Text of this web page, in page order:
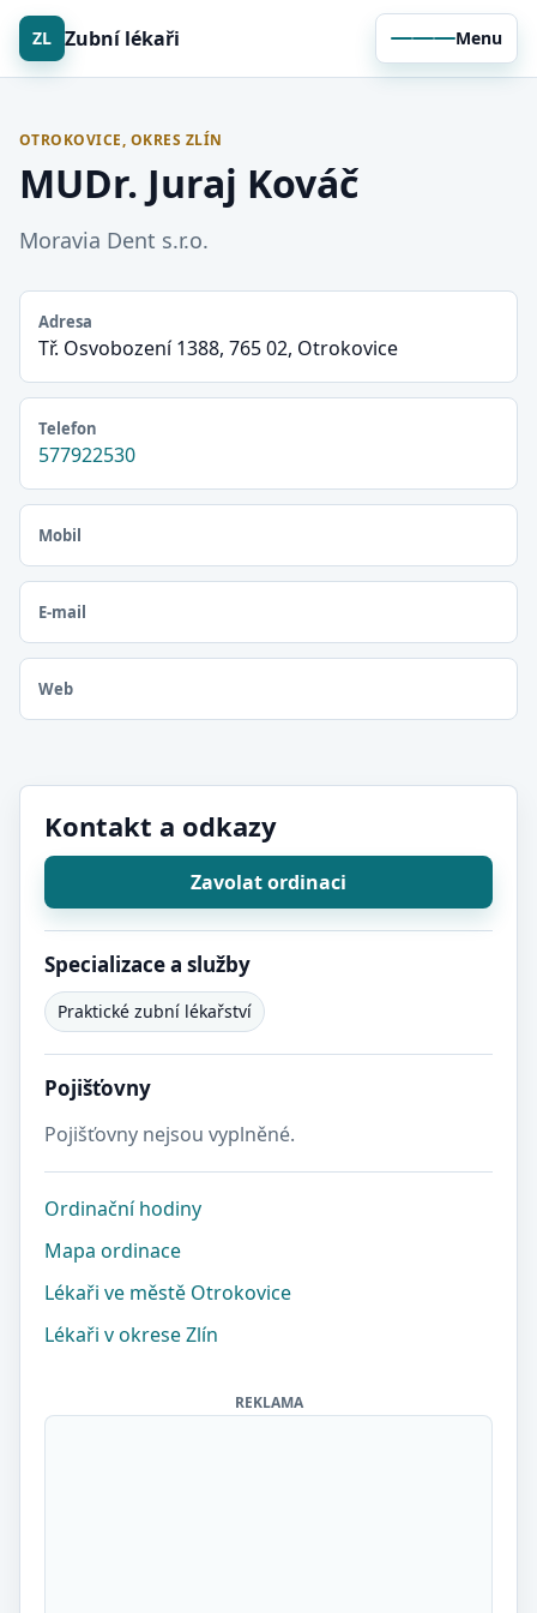
ZL Zubní lékaři Menu
OTROKOVICE, OKRES ZLÍN
MUDr. Juraj Kováč
Moravia Dent s.r.o.
Adresa
Tř. Osvobození 1388, 765 02, Otrokovice
Telefon
577922530
Mobil
E-mail
Web
Kontakt a odkazy
Zavolat ordinaci
Specializace a služby
Praktické zubní lékařství
Pojišťovny
Pojišťovny nejsou vyplněné.
Ordinační hodiny
Mapa ordinace
Lékaři ve městě Otrokovice
Lékaři v okrese Zlín
REKLAMA